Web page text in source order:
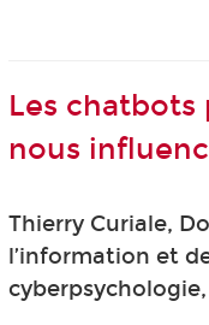
Les
nous
Thierry Curiale,
l’information et